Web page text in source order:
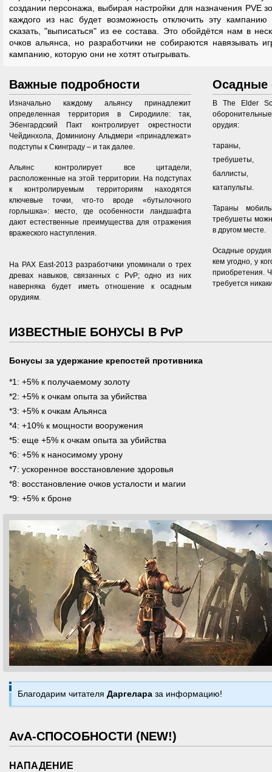
создании персонажа, выбирая настройки для назначения PVE
каждого из нас будет возможность отключить эту кампанию
сказать, "выписаться" из ее состава. Это обойдётся нам в
очков альянса, но разработчики не собираются навязывать
кампанию, которую они не хотят отыгрывать.
Важные подробности
Изначально каждому альянсу принадлежит
определенная территория в Сиродииле: так,
Эбенгардский Пакт контролирует окрестности
Чейдинхола, Доминиону Альдмери «принадлежат»
подступы к Скинграду – и так далее.
Альянс контролирует все цитадели,
расположенные на этой территории. На подступах
к контролируемым территориям находятся
ключевые точки, что-то вроде «бутылочного
горлышка»: место, где особенности ландшафта
дают естественные преимущества для отражения
вражеского наступления.
На PAX East-2013 разработчики упоминали о трех
древах навыков, связанных с PvP; одно из них
наверняка будет иметь отношение к осадным
орудиям.
Осадные
В The Elder
орудия:
тараны,
требушеты,
баллисты,
катапульты.
Тараны
требушеты
в другом месте.
Осадные
кем угодно, у
приобретения.
требуется
ИЗВЕСТНЫЕ БОНУСЫ В PvP
Бонусы за удержание крепостей противника
*1: +5% к получаемому золоту
*2: +5% к очкам опыта за убийства
*3: +5% к очкам Альянса
*4: +10% к мощности вооружения
*5: еще +5% к очкам опыта за убийства
*6: +5% к наносимому урону
*7: ускоренное восстановление здоровья
*8: восстановление очков усталости и магии
*9: +5% к броне
Благодарим читателя Даргелара за информацию!
AvA-СПОСОБНОСТИ (NEW!)
НАПАДЕНИЕ